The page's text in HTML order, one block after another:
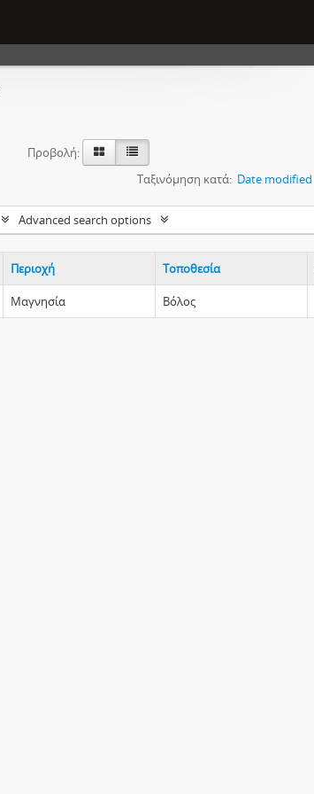
Προβολή:
Ταξινόμηση κατά: Date modified
Advanced search options
Περιοχή Τοποθεσία
Μαγνησία Βόλος